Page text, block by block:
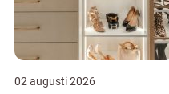
02 augusti 2026